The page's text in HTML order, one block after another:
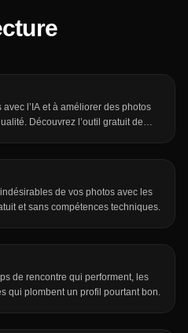
l’IA et à améliorer des photos
Découvrez l’outil gratuit de
de vos photos avec les
et sans compétences techniques.
de rencontre qui performent, les
qui plombent un profil pourtant bon.